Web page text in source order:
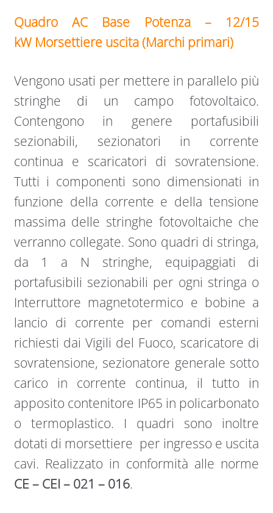
Quadro AC Base Potenza – 12/15
kW Morsettiere uscita (Marchi primari)
Vengono usati per mettere in parallelo più
stringhe di un campo fotovoltaico.
Contengono in genere portafusibili
sezionabili, sezionatori in corrente
continua e scaricatori di sovratensione.
Tutti i componenti sono dimensionati in
funzione della corrente e della tensione
massima delle stringhe fotovoltaiche che
verranno collegate. Sono quadri di stringa,
da 1 a N stringhe, equipaggiati di
portafusibili sezionabili per ogni stringa o
Interruttore magnetotermico e bobine a
lancio di corrente per comandi esterni
richiesti dai Vigili del Fuoco, scaricatore di
sovratensione, sezionatore generale sotto
carico in corrente continua, il tutto in
apposito contenitore IP65 in policarbonato
o termoplastico. I quadri sono inoltre
dotati di morsettiere per ingresso e uscita
cavi. Realizzato in conformità alle norme
CE – CEI – 021 – 016.